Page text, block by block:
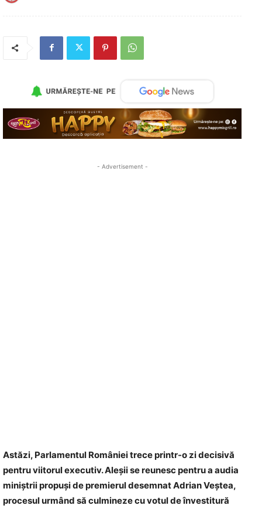
- Advertisement -
Astăzi, Parlamentul României trece printr-o zi decisivă
pentru viitorul executiv. Aleșii se reunesc pentru a audia
miniștrii propuși de premierul desemnat Adrian Veștea,
procesul urmând să culmineze cu votul de învestitură